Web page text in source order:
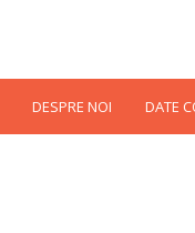
DESPRE NOI DATE